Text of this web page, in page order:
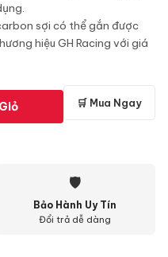
sợi có thể gắn được
hiệu GH Racing với giá
🛒 Mua Ngay
🛡
Bảo Hành Uy Tín
Đổi trả dễ dàng